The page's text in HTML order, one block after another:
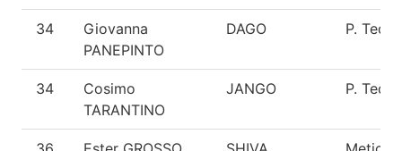
34
Giovanna
PANEPINTO
DAGO P.
34
Cosimo
TARANTINO
JANGO P.